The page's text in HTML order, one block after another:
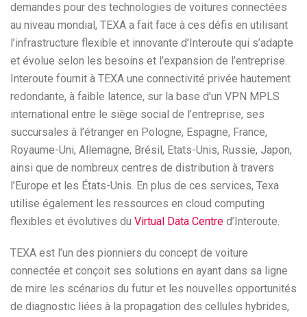
demandes pour des technologies de voitures connectées
au niveau mondial, TEXA a fait face à ces défis en utilisant
l’infrastructure flexible et innovante d’Interoute qui s’adapte
et évolue selon les besoins et l’expansion de l’entreprise.
Interoute fournit à TEXA une connectivité privée hautement
redondante, à faible latence, sur la base d’un VPN MPLS
international entre le siège social de l’entreprise, ses
succursales à l’étranger en Pologne, Espagne, France,
Royaume-Uni, Allemagne, Brésil, Etats-Unis, Russie, Japon,
ainsi que de nombreux centres de distribution à travers
l’Europe et les États-Unis. En plus de ces services, Texa
utilise également les ressources en cloud computing
flexibles et évolutives du Virtual Data Centre d’Interoute.
TEXA est l’un des pionniers du concept de voiture
connectée et conçoit ses solutions en ayant dans sa ligne
de mire les scénarios du futur et les nouvelles opportunités
de diagnostic liées à la propagation des cellules hybrides,